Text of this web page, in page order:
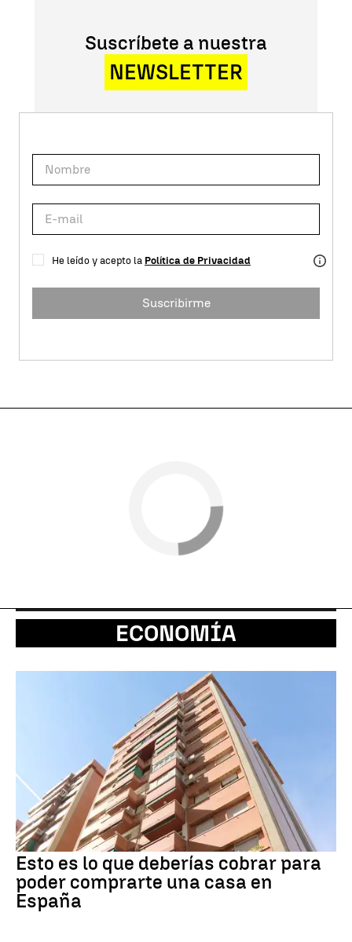
Suscríbete a nuestra
NEWSLETTER
He leído y acepto la Política de Privacidad
Suscribirme
ECONOMÍA
Esto es lo que deberías cobrar para
poder comprarte una casa en
España